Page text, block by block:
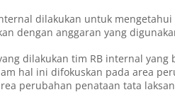
dilakukan untuk
dengan anggaran yang
dilakukan tim RB internal yang
hal ini difokuskan pada area
perubahan penataan tata